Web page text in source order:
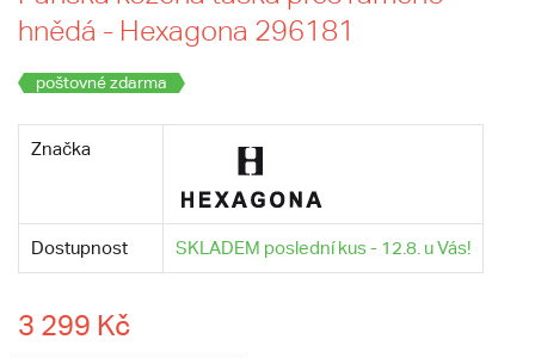
hnědá - Hexagona 296181
poštovné zdarma
Značka
Dostupnost SKLADEM poslední kus - 12.8. u Vás!
3 299 Kč